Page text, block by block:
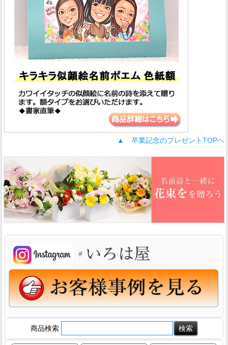
▲ 卒業記念のプレゼントTOPへ
商品検索